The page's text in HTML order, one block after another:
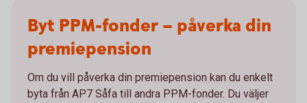
Byt PPM-fonder – påverka din
premiepension
Om du vill påverka din premiepension kan du enkelt
byta från AP7 Såfa till andra PPM-fonder. Du väljer